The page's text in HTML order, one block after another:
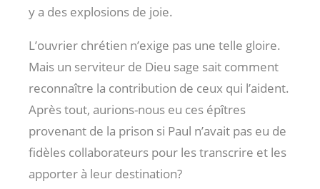
y a des explosions de joie.
L’ouvrier chrétien n’exige pas une telle gloire.
Mais un serviteur de Dieu sage sait comment
reconnaître la contribution de ceux qui l’aident.
Après tout, aurions-nous eu ces épîtres
provenant de la prison si Paul n’avait pas eu de
fidèles collaborateurs pour les transcrire et les
apporter à leur destination?